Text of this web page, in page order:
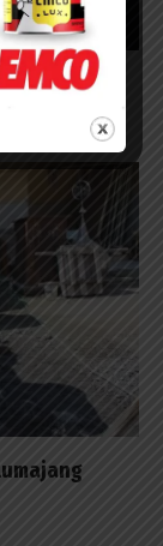
Race 2026